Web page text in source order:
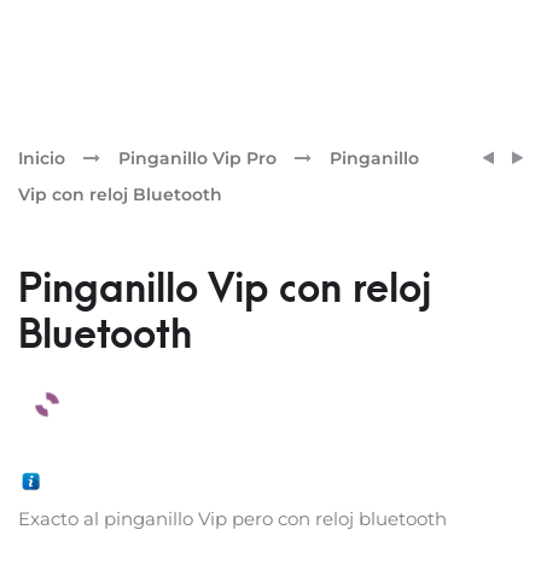
Inicio Pinganillo Vip Pro
Pinganillo
Vip con reloj Bluetooth
Pinganillo Vip con reloj
Bluetooth
Exacto al pinganillo Vip pero con reloj bluetooth